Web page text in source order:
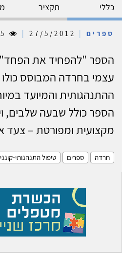
כללי תקציר
ספרים |
|
הספר "להפחיד את הפחד"
עצמי בחרדה המבוסס
ההתנהגותית והמיועד
הספר כולל שבעה שלבים,
מקצועית ומפורטת – צעד
חרדה ספרים טיפול התנהגותי-